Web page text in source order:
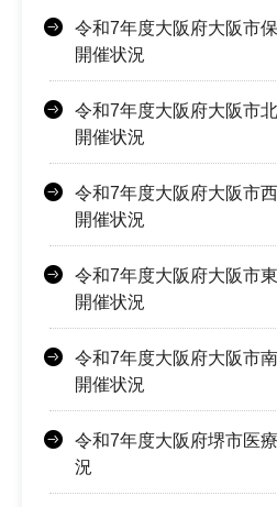
令和7年度大阪府大阪市
開催状況
令和7年度大阪府大阪市
開催状況
令和7年度大阪府大阪市
開催状況
令和7年度大阪府大阪市
開催状況
令和7年度大阪府大阪市
開催状況
令和7年度大阪府堺市医
況